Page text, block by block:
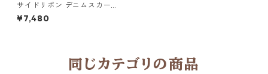
サイドリボン デニムスカート
Y 10929
¥7,480
同じカテゴリの商品